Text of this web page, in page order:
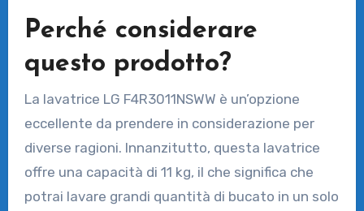
Perché considerare
questo prodotto?
La lavatrice LG F4R3011NSWW è un’opzione
eccellente da prendere in considerazione per
diverse ragioni. Innanzitutto, questa lavatrice
offre una capacità di 11 kg, il che significa che
potrai lavare grandi quantità di bucato in un solo